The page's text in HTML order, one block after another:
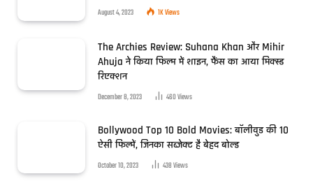
August 4, 2023 1KViews
The Archies Review: Suhana Khan और Mihir
Ahuja ने किया फिल्म में शाइन, फैंस का आया मिक्स्ड
रिएक्शन
December 8, 2023 460Views
Bollywood Top 10 Bold Movies: बॉलीवुड की 10
ऐसी फिल्में, जिनका सब्जेक्ट है बेहद बोल्ड
October 10, 2023 438Views